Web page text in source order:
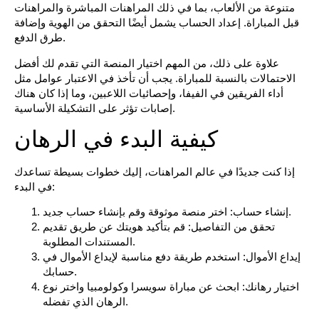
متنوعة من الألعاب، بما في ذلك المراهنات المباشرة والمراهنات
قبل المباراة. إعداد الحساب يشمل أيضًا التحقق من الهوية وإضافة
طرق الدفع.
علاوة على ذلك، من المهم اختيار المنصة التي تقدم لك أفضل
الاحتمالات بالنسبة للمباراة. يجب أن تأخذ في الاعتبار عوامل مثل
أداء الفريقين في الفيفا، وإحصائيات اللاعبين، وما إذا كان هناك
إصابات تؤثر على التشكيلة الأساسية.
كيفية البدء في الرهان
إذا كنت جديدًا في عالم المراهنات، إليك خطوات بسيطة تساعدك
في البدء:
إنشاء حساب:اختر منصة موثوقة وقم بإنشاء حساب جديد.
تحقق من التفاصيل: قم بتأكيد هويتك عن طريق تقديم
المستندات المطلوبة.
إيداع الأموال: استخدم طريقة دفع مناسبة لإيداع الأموال في
حسابك.
اختيار رهانك: ابحث عن مباراة سويسرا وكولومبيا واختر نوع
الرهان الذي تفضله.